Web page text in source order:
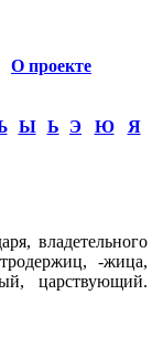
О проекте
Ы Ь Э Ю Я
владетельного
-жица,
царствующий.